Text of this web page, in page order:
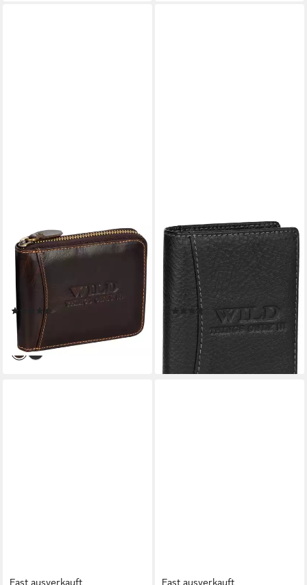
WILD THINGS ONLY !!!
Geldbörse RFID Leder
Portmonne Geldbörse Herren
mit Reißverschluss
Querformat, RFID Schutz
(7)
20,95 €
lieferbar - in 3-4 Werktagen bei dir
WILD THINGS ONLY !!!
Geldbörse RFID echt Leder
Portemonnaie Geldbörse
Riegelbörsel Herren Schwarz,
RFID Schutz
(21)
19,95 €
lieferbar - in 3-4 Werktagen bei dir
Fast ausverkauft Fast ausverkauft